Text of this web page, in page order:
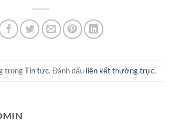
trongTin tức. Đánh dấu liên kết thường trực.